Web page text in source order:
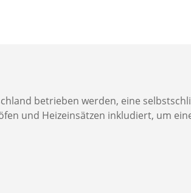
betrieben werden, eine
und Heizeinsätzen inkludiert, um